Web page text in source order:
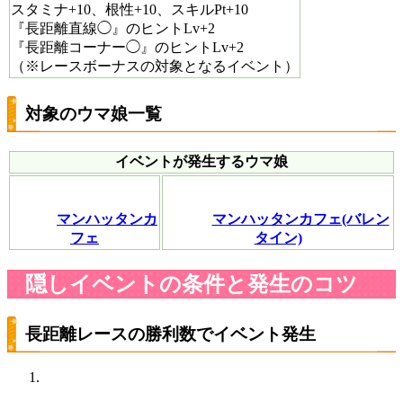
スタミナ+10、根性+10、スキルPt+10
『長距離直線◯』のヒントLv+2
『長距離コーナー◯』のヒントLv+2
（※レースボーナスの対象となるイベント）
対象のウマ娘一覧
イベントが発生するウマ娘
マンハッタンカ
フェ
マンハッタンカフェ(バレン
タイン)
隠しイベントの条件と発生のコツ
長距離レースの勝利数でイベント発生